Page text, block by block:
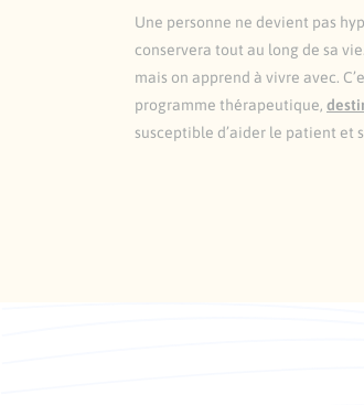
Une personne ne devient pas
conservera tout au long de sa
mais on apprend à vivre avec.
programme thérapeutique,
susceptible d’aider le patient et